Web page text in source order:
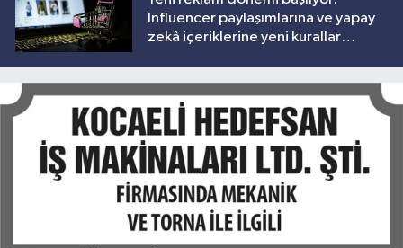
Influencer paylaşımlarına ve yapay
zekâ içeriklerine yeni kurallar